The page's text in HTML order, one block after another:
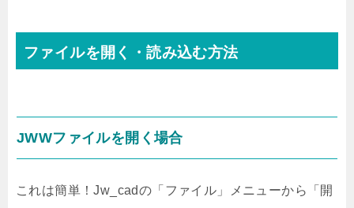
ファイルを開く・読み込む方法
JWWファイルを開く場合
これは簡単！Jw_cadの「ファイル」メニューから「開